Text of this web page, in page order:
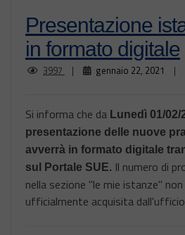
Presentazione
in formato digitale
3997 | gennaio 22, 2021 |
Si informa che da Lunedì 01/02/
presentazione delle nuove
avverrà in formato digitale
sul Portale SUE. Il numero di
nella sezione "le mie istanze"
ufficialmente acquisita